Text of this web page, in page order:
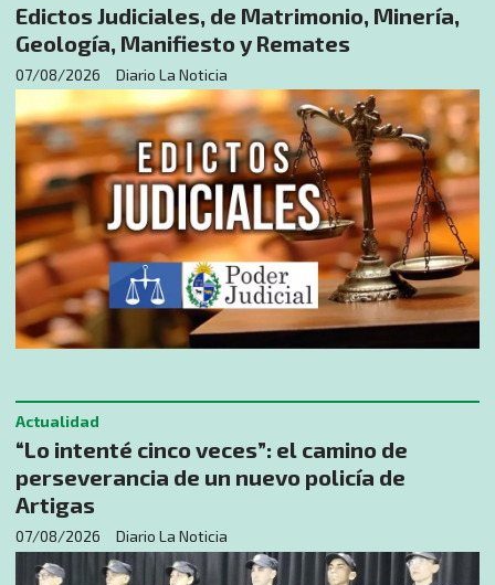
Edictos Judiciales, de Matrimonio, Minería,
Geología, Manifiesto y Remates
Diario La Noticia
07/08/2026
“Lo intenté cinco veces”: el camino de
perseverancia de un nuevo policía de
Artigas
Diario La Noticia
Actualidad
07/08/2026